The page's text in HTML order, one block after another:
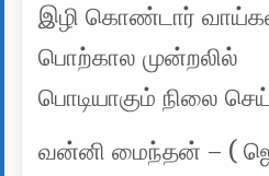
இழி கொண்டார்
பொற்கால முன்றலில்
பொடியாகும் நிலை
வன்னி மைந்தன் – (